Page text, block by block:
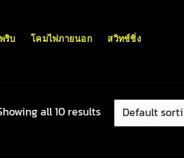
ริบ โคมไฟภายนอก
สวิทช์ชิ่ง
all 10 results